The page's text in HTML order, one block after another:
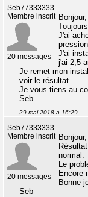
Seb77333333
Membre inscrit
20 messages
Bonjour,
J'ai
J'ai
j'ai 2,5
Je remet mon
voir le résultat.
Je vous tiens au
Seb
29 mai 2018 à 16:29
Seb77333333
Membre inscrit
20 messages
Bonjour,
normal.
Le
Encore
Bonne
Seb